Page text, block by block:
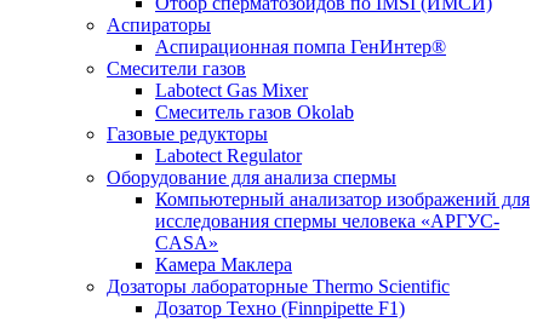
Аспираторы
Аспирационная помпа ГенИнтер®
Смесители газов
Labotect Gas Mixer
Смеситель газов Okolab
Газовые редукторы
Labotect Regulator
Оборудование для анализа спермы
Компьютерный анализатор изображений для
исследования спермы человека «АРГУС-
CASA»
Камера Маклера
Дозаторы лабораторные Thermo Scientific
Дозатор Техно (Finnpipette F1)